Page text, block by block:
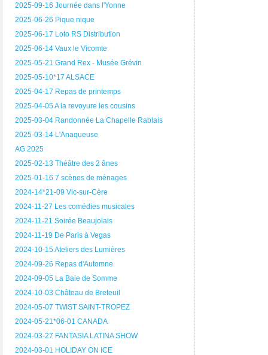
2025-09-16 Journée dans l'Yonne
2025-06-26 Pique nique
2025-06-17 Loto RS Distribution
2025-06-14 Vaux le Vicomte
2025-05-21 Grand Rex - Musée Grévin
2025-05-10*17 ALSACE
2025-04-17 Repas de printemps
2025-04-05 A la revoyure les cousins
2025-03-04 Randonnée La Chapelle Rablais
2025-03-14 L'Anaqueuse
AG 2025
2025-02-13 Théâtre des 2 ânes
2025-01-16 7 scènes de ménages
2024-14*21-09 Vic-sur-Cère
2024-11-27 Les comédies musicales
2024-11-21 Soirée Beaujolais
2024-11-19 De Paris à Vegas
2024-10-15 Ateliers des Lumières
2024-09-26 Repas d'Automne
2024-09-05 La Baie de Somme
2024-10-03 Château de Breteuil
2024-05-07 TWIST SAINT-TROPEZ
2024-05-21*06-01 CANADA
2024-03-27 FANTASIA LATINA SHOW
2024-03-01 HOLIDAY ON ICE